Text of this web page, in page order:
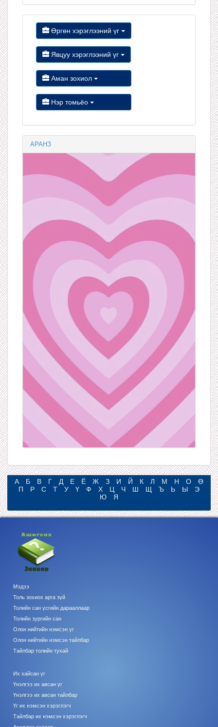
Өргөн хэрэглээний үг
Явцуу хэрэглээний үг
Аман зохиол
Нэр томьёо
АРАНЗ
А Б В Г Д Е Ё Ж З И Й К Л М Н О
Ө
П
Р С Т У Ү Ф Х Ц Ч Ш Щ Ъ Ь Ы
Э
Ю
Я
Мэдээ
Толь зохиох арга зүй
Толийн сан үсгийн дарааллаар
Толийн зургийн сан
Олон нийтийн нэмсэн үг
Олон нийтийн нэмсэн тайлбар
Тайлбар толийн тухай
Их хайсан үг
Үнэлгээ их авсан үг
Үнэлгээ их авсан тайлбар
Үг их нэмсэн хэрэглэгч
Тайлбар их нэмсэн хэрэглэгч